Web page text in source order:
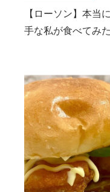
【ローソン】本当
手な私が食べてみた